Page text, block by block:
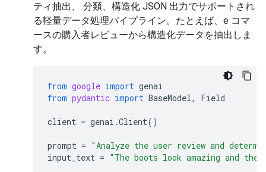
ティ抽出、 分類、構造化 JSON 出力でサポートされ
る軽量データ処理パイプライン。たとえば、e コマ
ースの購入者レビューから構造化データを抽出しま
す。
from google import genai
from pydantic import BaseModel, Field
client = genai .Client()
prompt = "Analyze the user review and
input_text = "The boots look amazing and